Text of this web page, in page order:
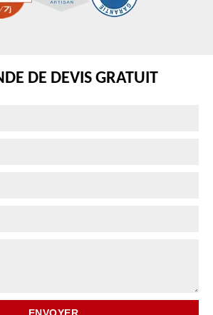
DE DEVIS GRATUIT